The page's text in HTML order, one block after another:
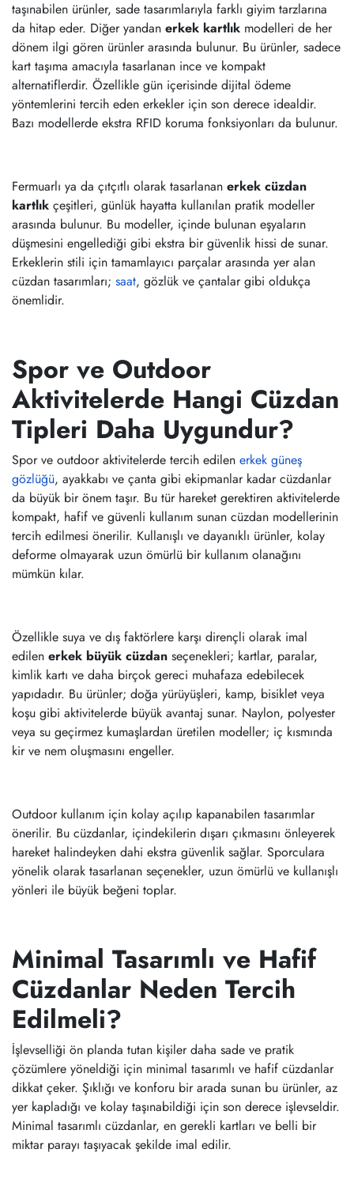
taşınabilen ürünler, sade tasarımlarıyla farklı giyim tarzlarına
da hitap eder. Diğer yandan erkek kartlık modelleri de her
dönem ilgi gören ürünler arasında bulunur. Bu ürünler, sadece
kart taşıma amacıyla tasarlanan ince ve kompakt
alternatiflerdir. Özellikle gün içerisinde dijital ödeme
yöntemlerini tercih eden erkekler için son derece idealdir.
Bazı modellerde ekstra RFID koruma fonksiyonları da bulunur.
Fermuarlı ya da çıtçıtlı olarak tasarlanan erkek cüzdan
kartlık çeşitleri, günlük hayatta kullanılan pratik modeller
arasında bulunur. Bu modeller, içinde bulunan eşyaların
düşmesini engellediği gibi ekstra bir güvenlik hissi de sunar.
Erkeklerin stili için tamamlayıcı parçalar arasında yer alan
cüzdan tasarımları; saat, gözlük ve çantalar gibi oldukça
önemlidir.
Spor ve Outdoor
Aktivitelerde Hangi Cüzdan
Tipleri Daha Uygundur?
Spor ve outdoor aktivitelerde tercih edilen erkek güneş
gözlüğü, ayakkabı ve çanta gibi ekipmanlar kadar cüzdanlar
da büyük bir önem taşır. Bu tür hareket gerektiren aktivitelerde
kompakt, hafif ve güvenli kullanım sunan cüzdan modellerinin
tercih edilmesi önerilir. Kullanışlı ve dayanıklı ürünler, kolay
deforme olmayarak uzun ömürlü bir kullanım olanağını
mümkün kılar.
Özellikle suya ve dış faktörlere karşı dirençli olarak imal
edilen erkek büyük cüzdan seçenekleri; kartlar, paralar,
kimlik kartı ve daha birçok gereci muhafaza edebilecek
yapıdadır. Bu ürünler; doğa yürüyüşleri, kamp, bisiklet veya
koşu gibi aktivitelerde büyük avantaj sunar. Naylon, polyester
veya su geçirmez kumaşlardan üretilen modeller; iç kısmında
kir ve nem oluşmasını engeller.
Outdoor kullanım için kolay açılıp kapanabilen tasarımlar
önerilir. Bu cüzdanlar, içindekilerin dışarı çıkmasını önleyerek
hareket halindeyken dahi ekstra güvenlik sağlar. Sporculara
yönelik olarak tasarlanan seçenekler, uzun ömürlü ve kullanışlı
yönleri ile büyük beğeni toplar.
Minimal Tasarımlı ve Hafif
Cüzdanlar Neden Tercih
Edilmeli?
İşlevselliği ön planda tutan kişiler daha sade ve pratik
çözümlere yöneldiği için minimal tasarımlı ve hafif cüzdanlar
dikkat çeker. Şıklığı ve konforu bir arada sunan bu ürünler, az
yer kapladığı ve kolay taşınabildiği için son derece işlevseldir.
Minimal tasarımlı cüzdanlar, en gerekli kartları ve belli bir
miktar parayı taşıyacak şekilde imal edilir.